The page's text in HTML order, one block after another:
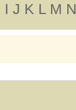
I J K L M N